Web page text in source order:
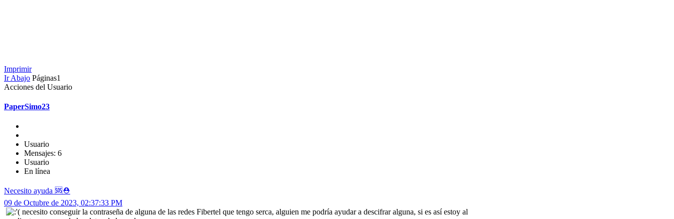
Imprimir
Ir Abajo Páginas1
Acciones del Usuario
PaperSimo23
Usuario
Mensajes: 6
Usuario
En línea
Necesito ayuda 🆘⛑️
09 de Octubre de 2023, 02:37:33 PM
necesito conseguir la contraseña de alguna de las redes Fibertel que tengo serca, alguien me podría ayudar a descifrar alguna, si es así estoy al